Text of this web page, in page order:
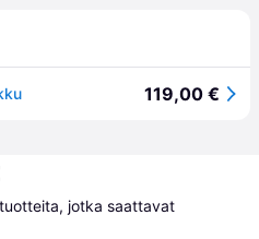
119,00 €
jotka saattavat